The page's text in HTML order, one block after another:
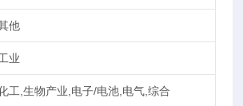
他
业
工,生物产业,电子/电池,电气,综合